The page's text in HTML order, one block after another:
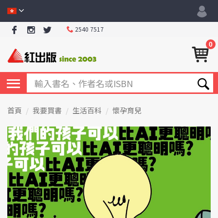
2540 7517
0
首頁 我要買書 生活百科 懷孕育兒